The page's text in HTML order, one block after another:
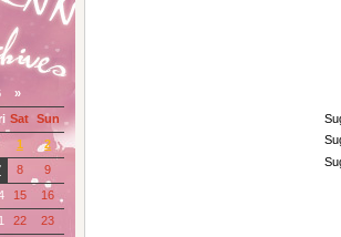
»
Sat Sun
1
2
8
9
15
16
22
23